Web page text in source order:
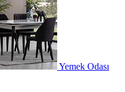
Yemek Odası